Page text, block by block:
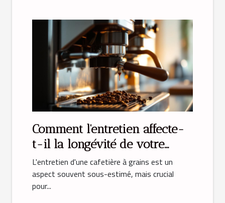
Comment l'entretien affecte-
t-il la longévité de votre
cafetière à grains ?
L'entretien d'une cafetière à grains est un
aspect souvent sous-estimé, mais crucial
pour...